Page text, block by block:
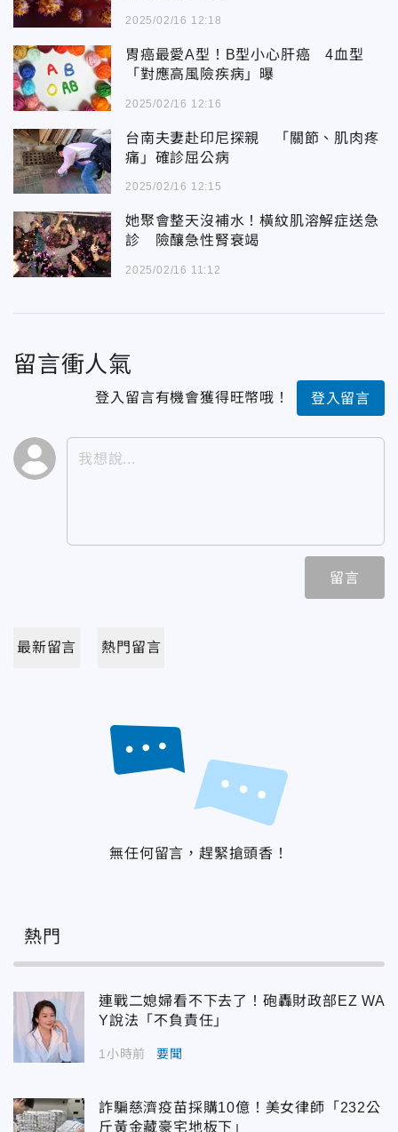
2025/02/16 12:18
胃癌最愛A型！B型小心肝癌 4血型
「對應高風險疾病」曝
2025/02/16 12:16
台南夫妻赴印尼探親 「關節、肌肉疼
痛」確診屈公病
2025/02/16 12:15
她聚會整天沒補水！橫紋肌溶解症送急
診 險釀急性腎衰竭
2025/02/16 11:12
留言衝人氣
登入留言有機會獲得旺幣哦！ 登入留言
留言
最新留言 熱門留言
無任何留言，趕緊搶頭香！
熱門
連戰二媳婦看不下去了！砲轟財政部EZ WA
Y說法「不負責任」
1小時前 要聞
詐騙慈濟疫苗採購10億！美女律師「232公
斤黃金藏豪宅地板下」